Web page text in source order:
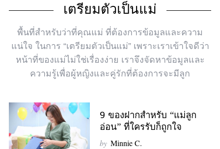
เตรียมตัวเป็นแม่
พื้นที่สำหรับว่าที่คุณแม่ ที่ต้องการข้อมูลและความ
แน่ใจ ในการ “เตรียมตัวเป็นแม่” เพราะเราเข้าใจดีว่า
หน้าที่ของแม่ไม่ใช่เรื่องง่าย เราจึงจัดหาข้อมูลและ
ความรู้เพื่อผู้หญิงและคู่รักที่ต้องการจะมีลูก
9 ของฝากสำหรับ “แม่ลูก
อ่อน” ที่ใครรับก็ถูกใจ
by Minnie C.